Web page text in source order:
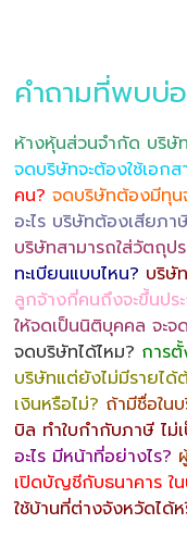
คำถามที่พบบ่
ห้างหุ้นส่วนจำกัด บริษั
จดบริษัทจะต้องใช้เอกส
คน? จดบริษัทต้องมีทุน
อะไร บริษัทต้องเสียภา
บริษัทสามารถใส่วัตถุป
ทะเบียนแบบไหน? บริษั
ลูกจ้างกี่คนถึงจะขึ้นปร
ให้จดเป็นนิติบุคคล จะจ
จดบริษัทได้ไหม? การ
บริษัทแต่ยังไม่มีรายไ
เงินหรือไม่? ถ้ามีชื่อใน
บิล ทำใบกำกับภาษี ไม่
อะไร มีหน้าที่อย่างไร?
เปิดบัญชีกับธนาคาร ใ
ใช้บ้านที่ต่างจังหวัดได้ห